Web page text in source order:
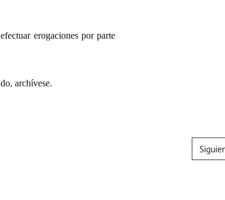
erogaciones por parte
archívese.